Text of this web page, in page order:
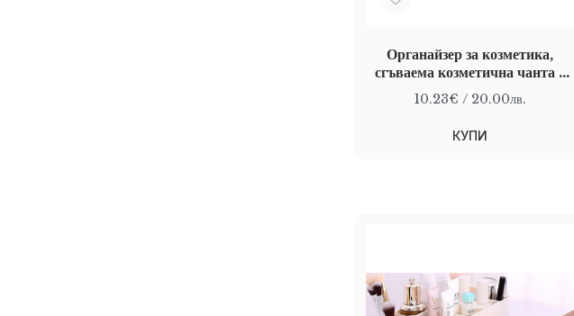
Органайзер за козметика,
сгъваема козметична чанта с
кука за закачане, Черен, 23 х
19 см
10.23€ / 20.00лв.
КУПИ